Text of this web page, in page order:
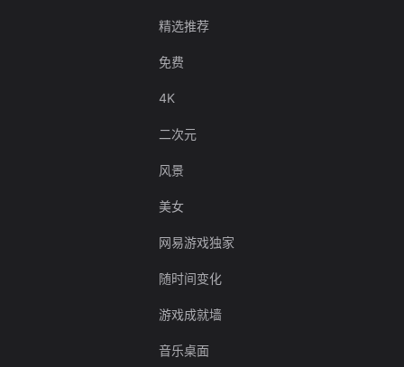
精选推荐
免费
4K
二次元
风景
美女
网易游戏独家
随时间变化
游戏成就墙
音乐桌面